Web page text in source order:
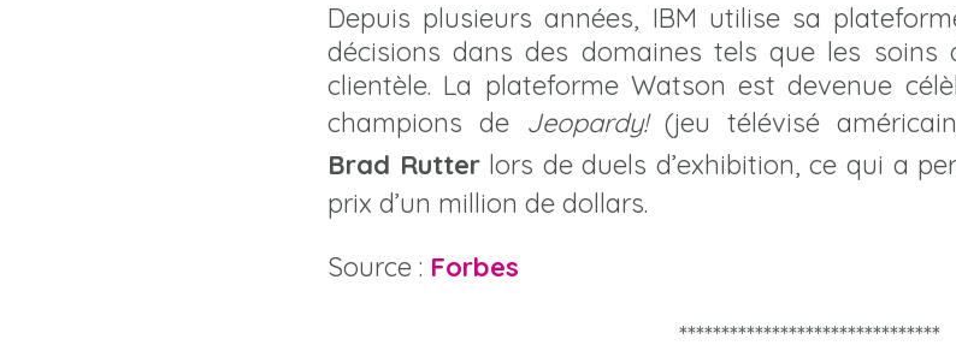
Depuis plusieurs années, IBM utilise sa
décisions dans des domaines tels que les
clientèle. La plateforme Watson est devenue
champions de Jeopardy!(jeu télévisé
Brad Rutterlors de duels d’exhibition, ce qui a
prix d’un million de dollars.
Source : Forbes
*******************************